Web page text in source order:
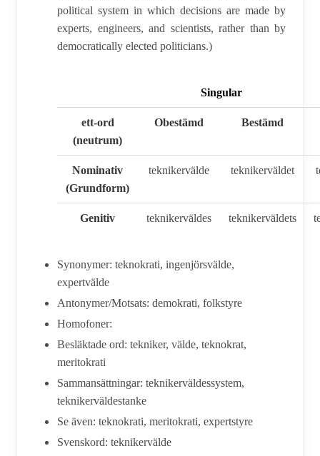
political system in which decisions are made by
experts, engineers, and scientists, rather than by
democratically elected politicians.)
Singular
ett-ord
(neutrum)
Obestämd Bestämd
Nominativ
(Grundform)
teknikervälde teknikerväldet
Genitiv teknikerväldes teknikerväldets
Synonymer: teknokrati, ingenjörsvälde,
expertvälde
Antonymer/Motsats: demokrati, folkstyre
Homofoner:
Besläktade ord: tekniker, välde, teknokrat,
meritokrati
Sammansättningar: teknikerväldessystem,
teknikerväldestanke
Se även: teknokrati, meritokrati, expertstyre
Svenskord: teknikervälde